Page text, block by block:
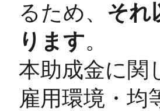
るため、 それ
ります。
本助成金に関
雇用環境・均